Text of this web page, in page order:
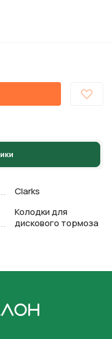
Clarks
Колодки для
дискового тормоза